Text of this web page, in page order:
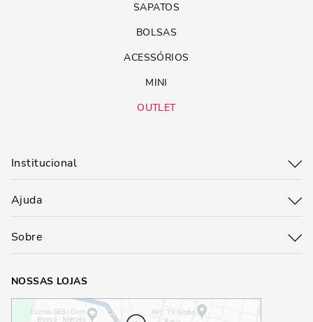
SAPATOS
BOLSAS
ACESSÓRIOS
MINI
OUTLET
Institucional
Ajuda
Sobre
NOSSAS LOJAS